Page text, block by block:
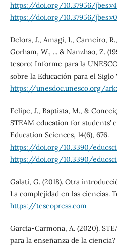
https://doi.org/10.37956/
https://doi.org/10.37956/
Delors, J., Amagi, I., Carneiro,
Gorham, W., ... & Nanzhao, Z.
tesoro: Informe para la
sobre la Educación para el Siglo
https://unesdoc.unesco.org/
Felipe, J., Baptista, M., &
STEAM education for students’
Education Sciences, 14(6), 676.
https://doi.org/10.3390/
https://doi.org/10.3390/
Galati, G. (2018). Otra
La complejidad en las ciencias.
https://teseopress.com
García-Carmona, A. (2020).
para la enseñanza de la